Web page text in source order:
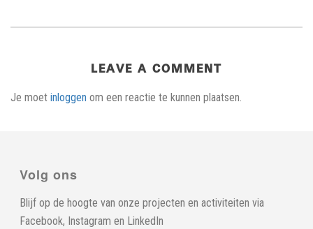
LEAVE A COMMENT
Je moet inloggen om een reactie te kunnen plaatsen.
Volg ons
Blijf op de hoogte van onze projecten en activiteiten via
Facebook, Instagram en LinkedIn